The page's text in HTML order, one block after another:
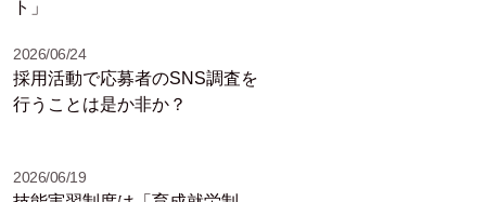
ト」
2026/06/24
採用活動で応募者のSNS調査を
行うことは是か非か？
2026/06/19